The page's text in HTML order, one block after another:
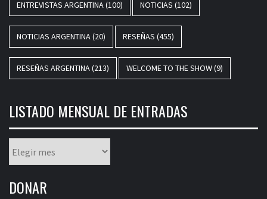
ENTREVISTAS ARGENTINA(100) NOTICIAS (102)
NOTICIAS ARGENTINA(20) RESEÑAS (455)
RESEÑAS ARGENTINA(213) WELCOME TO THE SHOW(9)
LISTADO MENSUAL DE ENTRADAS
mensual
entradas
DONAR